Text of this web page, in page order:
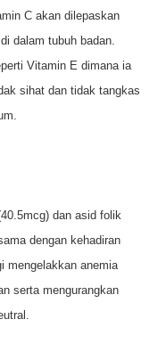
C akan dilepaskan
dalam tubuh badan.
Vitamin E dimana ia
sihat dan tidak tangkas
dan asid folik
dengan kehadiran
mengelakkan anemia
serta mengurangkan